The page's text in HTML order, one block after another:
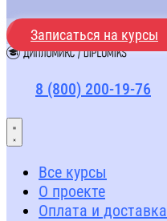
Записаться на курсы
8 (800) 200-19-76
Все курсы
О проекте
Оплата и доставка